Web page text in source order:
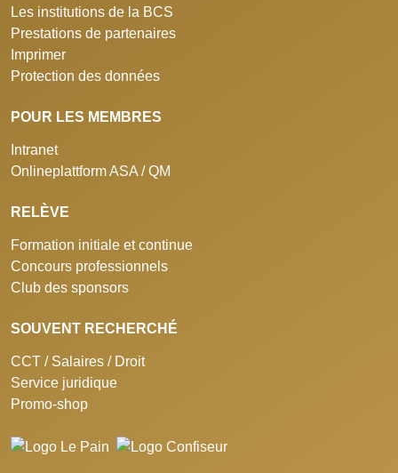
Les institutions de la BCS
Prestations de partenaires
Imprimer
Protection des données
POUR LES MEMBRES
Intranet
Onlineplattform ASA / QM
RELÈVE
Formation initiale et continue
Concours professionnels
Club des sponsors
SOUVENT RECHERCHÉ
CCT / Salaires / Droit
Service juridique
Promo-shop